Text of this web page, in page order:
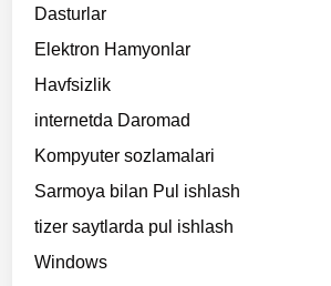
Dasturlar
Elektron Hamyonlar
Havfsizlik
internetda Daromad
Kompyuter sozlamalari
Sarmoya bilan Pul ishlash
tizer saytlarda pul ishlash
Windows